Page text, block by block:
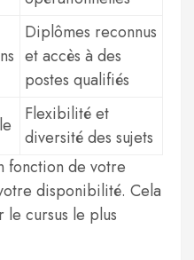
Diplômes reconnus
et accès à des
postes qualifiés
Flexibilité et
diversité des sujets
fonction de votre
disponibilité. Cela
cursus le plus